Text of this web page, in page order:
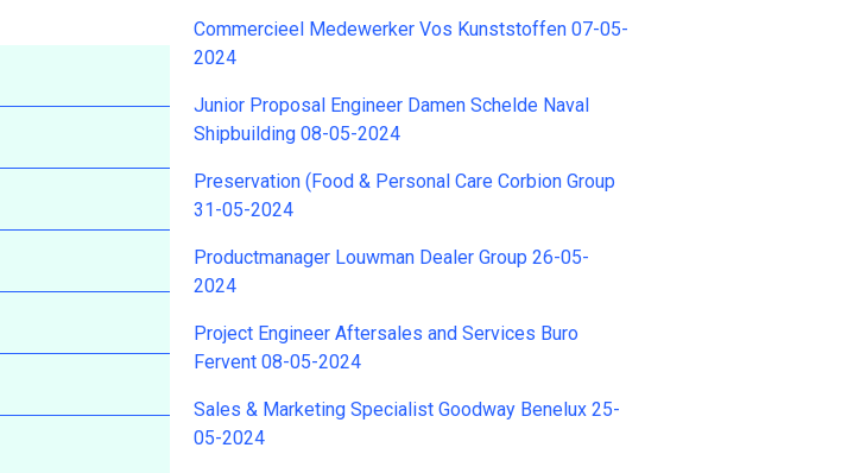
Commercieel Medewerker Vos Kunststoffen 07-05-
2024
Junior Proposal Engineer Damen Schelde Naval
Shipbuilding 08-05-2024
Preservation (Food & Personal Care Corbion Group
31-05-2024
Productmanager Louwman Dealer Group 26-05-
2024
Project Engineer Aftersales and Services Buro
Fervent 08-05-2024
Sales & Marketing Specialist Goodway Benelux 25-
05-2024